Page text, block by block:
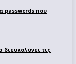
passwords που
τις